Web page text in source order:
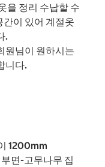
을 정리 수납할 수
이 있어 계절옷
.
원님이 원하시는
니다.
1200mm
면-고무나무 집